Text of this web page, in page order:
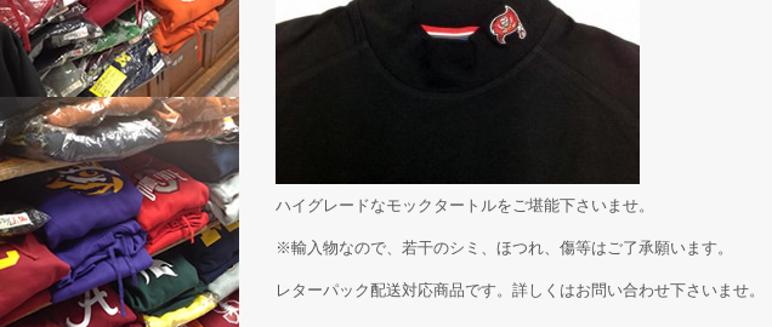
ハイグレードなモックタートルをご堪能下さいませ。
※輸入物なので、若干のシミ、ほつれ、傷等はご了承願います。
レターパック配送対応商品です。詳しくはお問い合わせ下さいませ。